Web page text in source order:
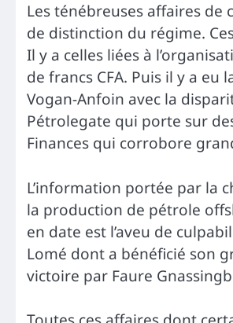
Les ténébreuses affaires
de distinction du régime.
Il y a celles liées à
de francs CFA. Puis il y a
Vogan-Anfoin avec la
Pétrolegate qui porte sur
Finances qui corrobore
L’information portée par la
la production de pétrole
en date est l’aveu de
Lomé dont a bénéficié son
victoire par Faure